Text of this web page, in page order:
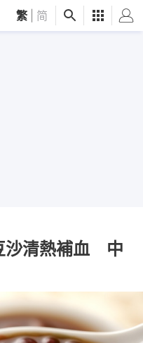
繁 简
沙清熱補血 中